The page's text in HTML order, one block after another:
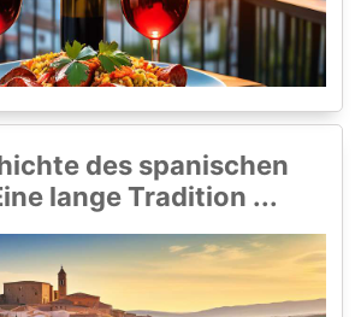
des spanischen
lange Tradition ...